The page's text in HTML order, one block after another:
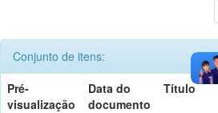
Conjunto de itens:
Pré-
visualização
Data do
documento
Título